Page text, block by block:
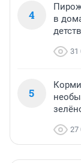
4
в
31
5
27